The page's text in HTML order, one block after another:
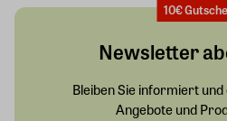
10€
Newsletter
Bleiben Sie informiert
Angebote und